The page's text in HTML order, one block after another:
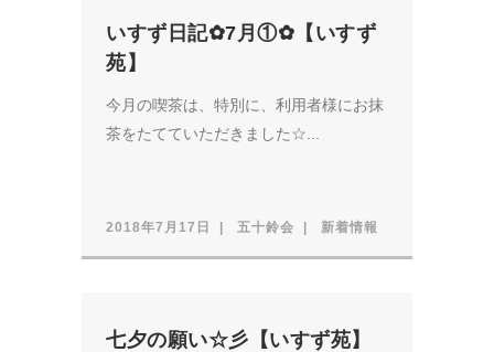
いすず日記✿7月①✿【いすず
苑】
今月の喫茶は、特別に、利用者様にお抹
茶をたてていただきました☆...
2018年7月17日 五十鈴会 新着情報
七夕の願い☆彡【いすず苑】